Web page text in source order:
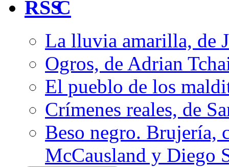
C
La lluvia amarilla, de
Ogros, de Adrian
El pueblo de los
Crímenes reales, de
Beso negro. Brujería,
McCausland y Diego